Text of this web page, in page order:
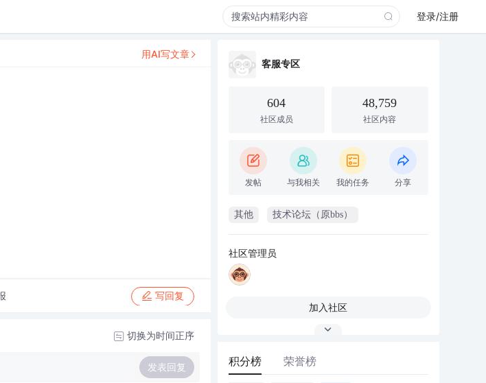
登录/注册
写回复
用AI写文章
切换为时间正序
发表回复
客服专区
604
社区成员
48,759
社区内容
发帖 与我相关 我的任务 分享
其他 技术论坛（原bbs）
社区管理员
加入社区
积分榜 荣誉榜